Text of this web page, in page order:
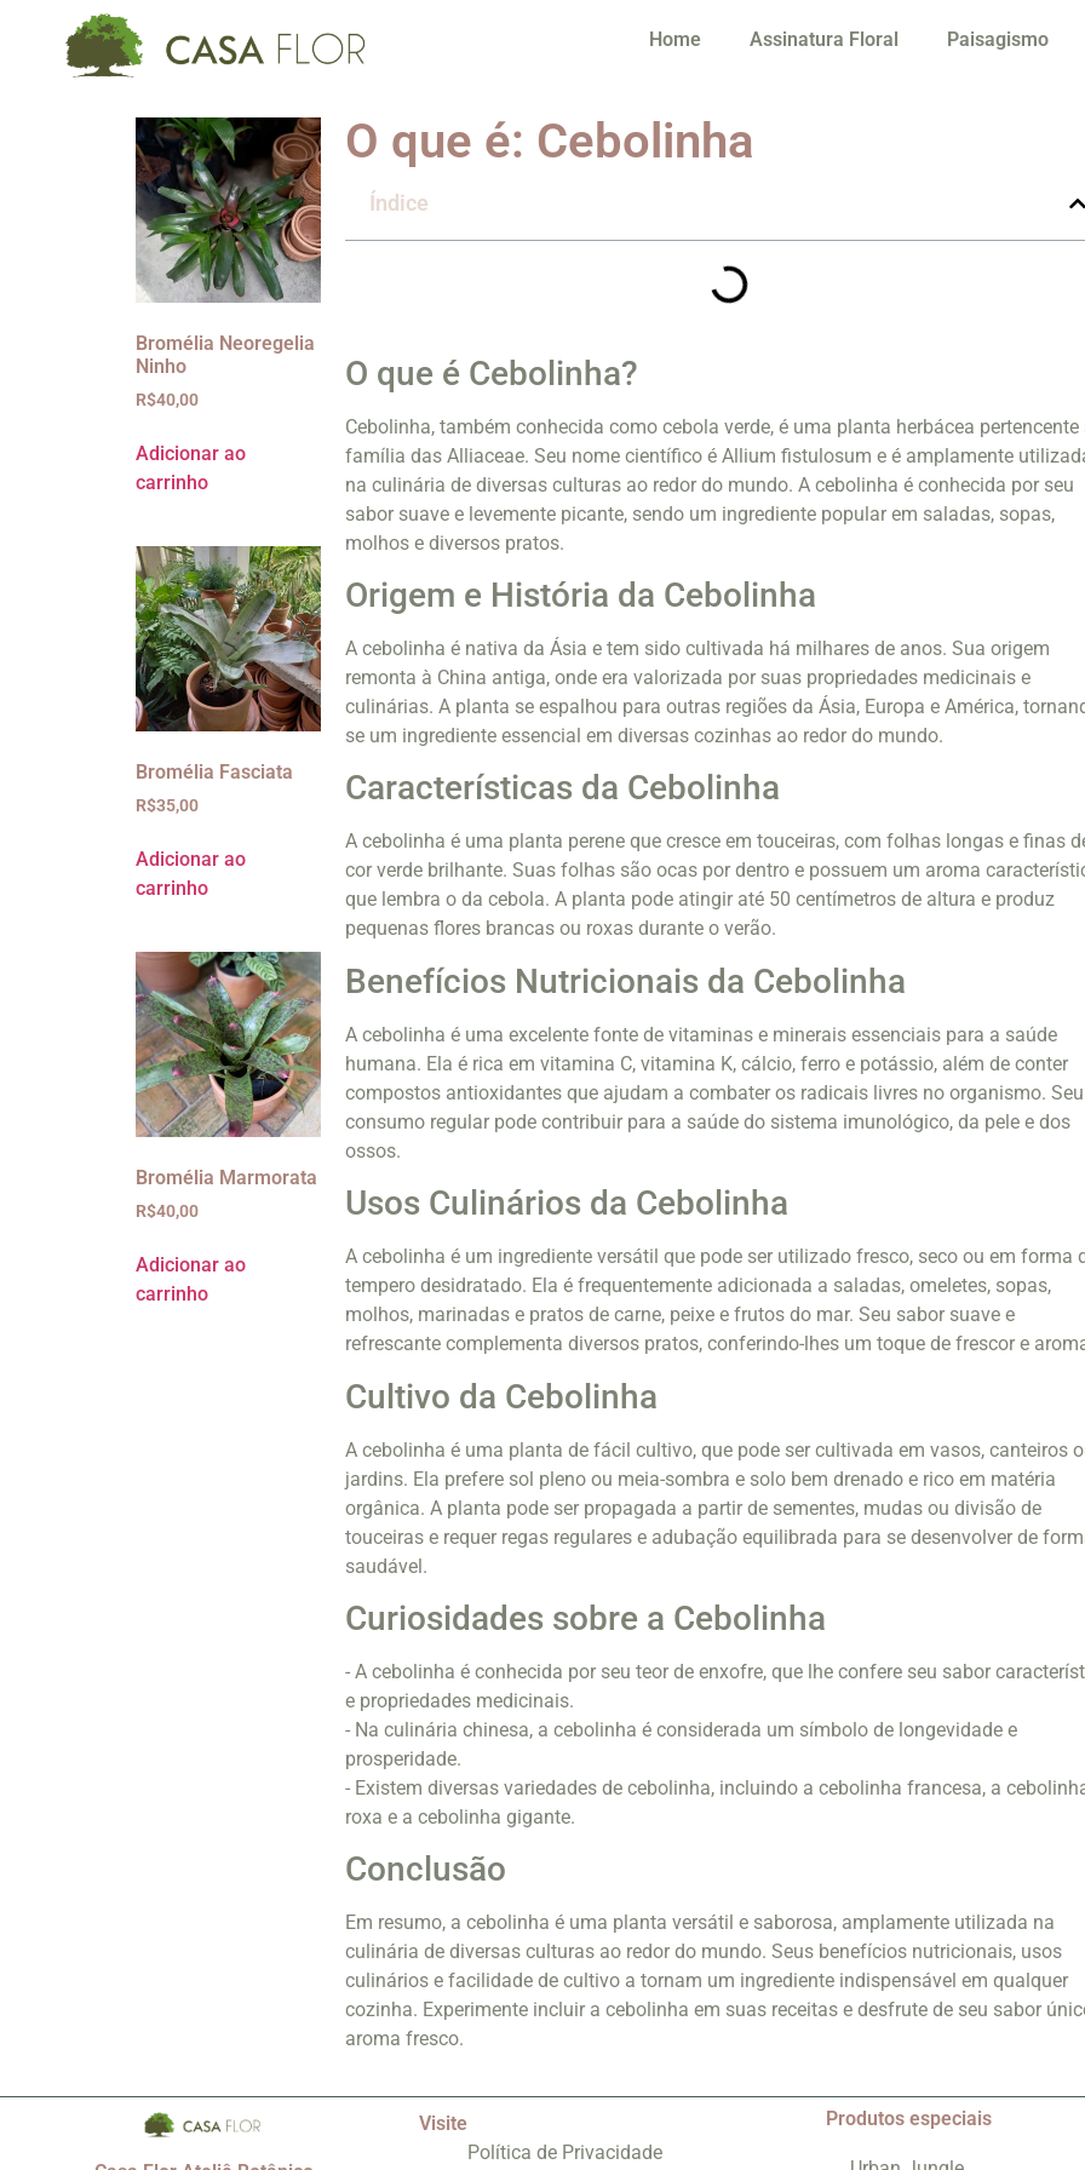
Home Assinatura Floral Paisagismo
Bromélia Neoregelia
Ninho
R$40,00
Adicionar ao
carrinho
Bromélia Fasciata
R$35,00
Adicionar ao
carrinho
Bromélia Marmorata
R$40,00
Adicionar ao
carrinho
O que é: Cebolinha
Índice
O que é Cebolinha?
Cebolinha, também conhecida como cebola verde, é uma planta herbácea pertencente
família das Alliaceae. Seu nome científico é Allium fistulosum e é amplamente
na culinária de diversas culturas ao redor do mundo. A cebolinha é conhecida por seu
sabor suave e levemente picante, sendo um ingrediente popular em saladas, sopas,
molhos e diversos pratos.
Origem e História da Cebolinha
A cebolinha é nativa da Ásia e tem sido cultivada há milhares de anos. Sua origem
remonta à China antiga, onde era valorizada por suas propriedades medicinais e
culinárias. A planta se espalhou para outras regiões da Ásia, Europa e América,
se um ingrediente essencial em diversas cozinhas ao redor do mundo.
Características da Cebolinha
A cebolinha é uma planta perene que cresce em touceiras, com folhas longas e finas
cor verde brilhante. Suas folhas são ocas por dentro e possuem um aroma
que lembra o da cebola. A planta pode atingir até 50 centímetros de altura e produz
pequenas flores brancas ou roxas durante o verão.
Benefícios Nutricionais da Cebolinha
A cebolinha é uma excelente fonte de vitaminas e minerais essenciais para a saúde
humana. Ela é rica em vitamina C, vitamina K, cálcio, ferro e potássio, além de conter
compostos antioxidantes que ajudam a combater os radicais livres no organismo. Seu
consumo regular pode contribuir para a saúde do sistema imunológico, da pele e dos
ossos.
Usos Culinários da Cebolinha
A cebolinha é um ingrediente versátil que pode ser utilizado fresco, seco ou em forma
tempero desidratado. Ela é frequentemente adicionada a saladas, omeletes, sopas,
molhos, marinadas e pratos de carne, peixe e frutos do mar. Seu sabor suave e
refrescante complementa diversos pratos, conferindo-lhes um toque de frescor e
Cultivo da Cebolinha
A cebolinha é uma planta de fácil cultivo, que pode ser cultivada em vasos, canteiros
jardins. Ela prefere sol pleno ou meia-sombra e solo bem drenado e rico em matéria
orgânica. A planta pode ser propagada a partir de sementes, mudas ou divisão de
touceiras e requer regas regulares e adubação equilibrada para se desenvolver de
saudável.
Curiosidades sobre a Cebolinha
- A cebolinha é conhecida por seu teor de enxofre, que lhe confere seu sabor
e propriedades medicinais.
- Na culinária chinesa, a cebolinha é considerada um símbolo de longevidade e
prosperidade.
- Existem diversas variedades de cebolinha, incluindo a cebolinha francesa, a
roxa e a cebolinha gigante.
Conclusão
Em resumo, a cebolinha é uma planta versátil e saborosa, amplamente utilizada na
culinária de diversas culturas ao redor do mundo. Seus benefícios nutricionais, usos
culinários e facilidade de cultivo a tornam um ingrediente indispensável em qualquer
cozinha. Experimente incluir a cebolinha em suas receitas e desfrute de seu sabor
aroma fresco.
Visite
Política de Privacidade
Produtos especiais